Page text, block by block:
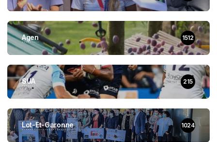
Agen 1512
SUA 215
Lot-Et-Garonne 1024